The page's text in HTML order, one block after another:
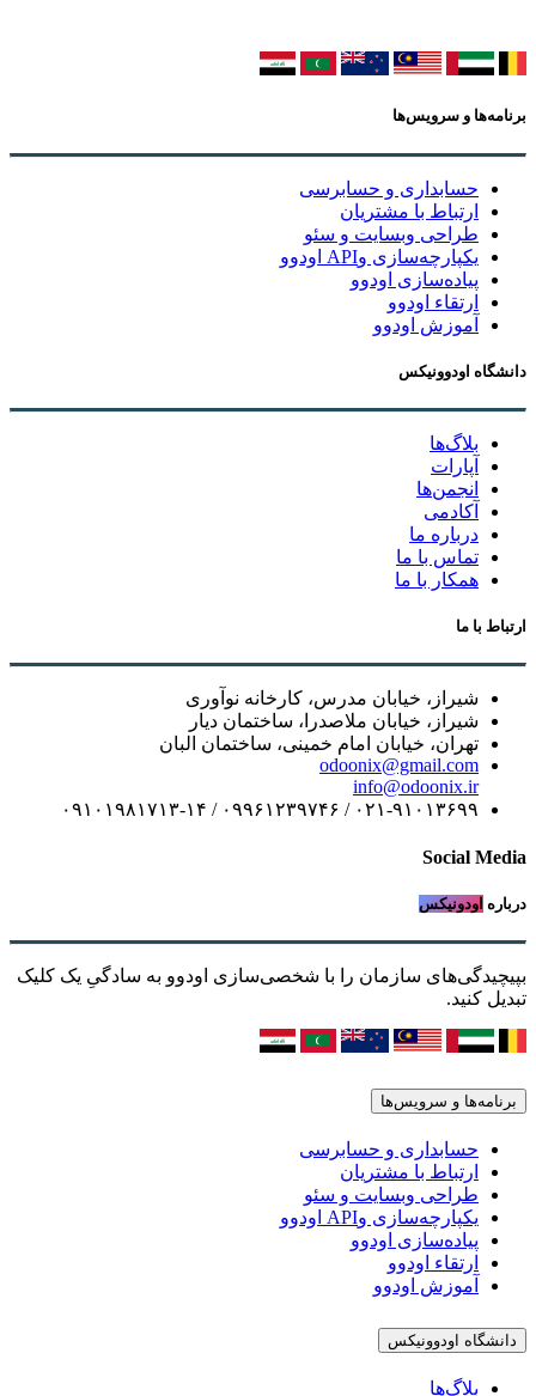
برنامه‌ها و سرویس‌ها
حسابداری و حسابرسی
ارتباط با مشتریان
طراحی وبسایت و سئو
یکپارچه‌سازی وAPI اودوو
پیاده‌سازی اودوو
ارتقاء اودوو
آموزش اودوو
دانشگاه اودوونیکس
بلاگ‌ها
آپارات
انجمن‌ها
آکادمی
درباره ما
تماس با ما
همکار با ما
ارتباط با ما
شیراز، خیابان مدرس، کارخانه نوآوری
شیراز، خیابان ملاصدرا، ساختمان دیار
تهران، خیابان امام خمینی، ساختمان البان
odoonix@gmail.com
info@odoonix.ir
۰۲۱-۹۱۰۱۳۶۹۹ / ۰۹۹۶۱۲۳۹۷۴۶ / ۰۹۱۰۱۹۸۱۷۱۳-۱۴
Social Media
درباره اودونیکس
بپیچیدگی‌های سازمان را با شخصی‌سازی اودوو به سادگیِ یک کلیک
تبدیل کنید.
برنامه‌ها و سرویس‌ها
حسابداری و حسابرسی
ارتباط با مشتریان
طراحی وبسایت و سئو
یکپارچه‌سازی وAPI اودوو
پیاده‌سازی اودوو
ارتقاء اودوو
آموزش اودوو
دانشگاه اودوونیکس
بلاگ‌ها